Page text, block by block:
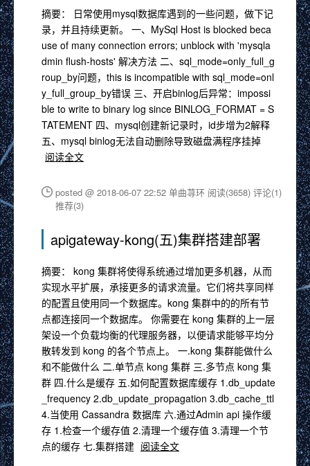
摘要： 日常使用mysql数据库遇到的一些问题，做下记
录，并且持续更新。 一、MySql Host is blocked beca
use of many connection errors; unblock with 'mysqla
dmin flush-hosts' 解决方法 二、sql_mode=only_full_g
roup_by问题，this is incompatible with sql_mode=onl
y_full_group_by错误 三、开启binlog后异常：impossi
ble to write to binary log since BINLOG_FORMAT = S
TATEMENT 四、mysql创建新记录时，id步增为2解释
五、mysql binlog无法自动删除导致磁盘满程序挂掉
阅读全文
posted @ 2018-06-07 22:52 单曲荨环 阅读(3658) 评论(1)
推荐(3)
apigateway-kong(五)集群搭建部署
摘要： kong 集群将使得系统通过增加更多机器，从而
实现水平扩展，承接更多的请求流量。它们将共享同样
的配置且使用同一个数据库。kong 集群中的的所有节
点都连接同一个数据库。 你需要在 kong 集群的上一层
架设一个负载均衡的代理服务器，以便请求能够平均分
散转发到 kong 的各个节点上。 一.kong 集群能做什么
和不能做什么 二.单节点 kong 集群 三.多节点 kong 集
群 四.什么是缓存 五.如何配置数据库缓存 1.db_update
_frequency 2.db_update_propagation 3.db_cache_ttl
4.当使用 Cassandra 数据库 六.通过Admin api 操作缓
存 1.检查一个缓存值 2.清理一个缓存值 3.清理一个节
点的缓存 七.集群搭建 阅读全文